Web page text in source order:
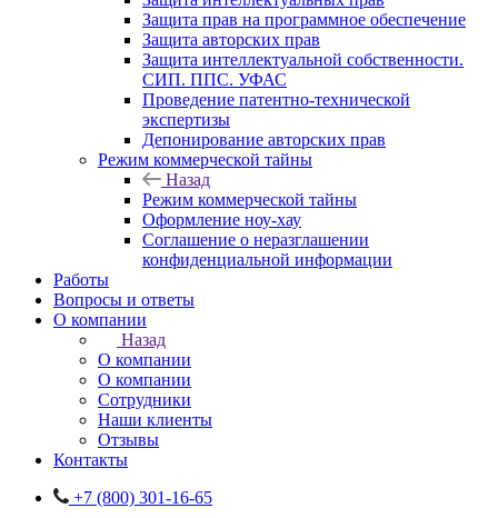
Защита прав на программное обеспечение
Защита авторских прав
Защита интеллектуальной собственности.
СИП. ППС. УФАС
Проведение патентно-технической
экспертизы
Депонирование авторских прав
Режим коммерческой тайны
Назад
Режим коммерческой тайны
Оформление ноу-хау
Соглашение о неразглашении
конфиденциальной информации
Работы
Вопросы и ответы
О компании
Назад
О компании
О компании
Сотрудники
Наши клиенты
Отзывы
Контакты
+7 (800) 301-16-65